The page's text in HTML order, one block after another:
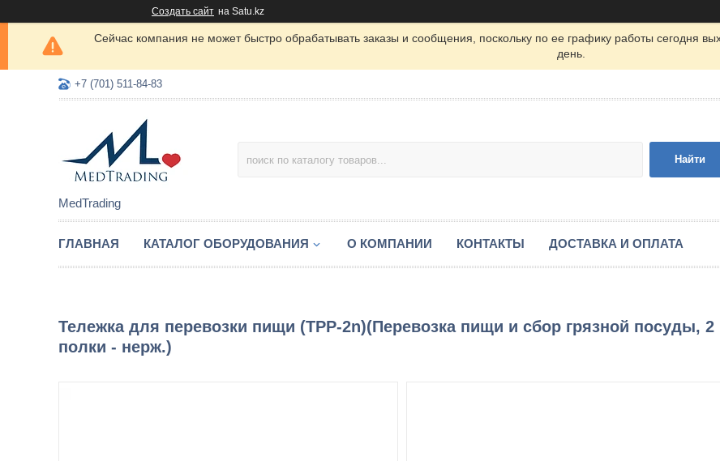
Создать сайт на Satu.kz
Сейчас компания не может быстро обрабатывать заказы и сообщения, поскольку по ее графику работы сегодня
день.
+7 (701) 511-84-83
MedTrading
Найти
ГЛАВНАЯ КАТАЛОГ ОБОРУДОВАНИЯ О КОМПАНИИ КОНТАКТЫ ДОСТАВКА И ОПЛАТА
Тележка для перевозки пищи (TPP-2n)(Перевозка пищи и сбор грязной посуды, 2
полки - нерж.)